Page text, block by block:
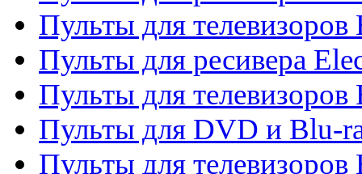
Пульты для телевизоров
Пульты для ресивера
Пульты для телевизоров
Пульты для DVD и Blu-
Пульты для телевизоров